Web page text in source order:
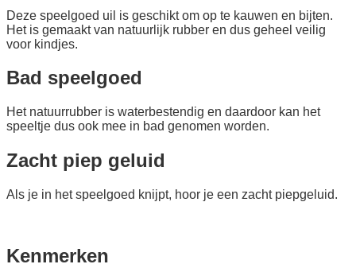
Deze speelgoed uil is geschikt om op te kauwen en bijten.
Het is gemaakt van natuurlijk rubber en dus geheel veilig
voor kindjes.
Bad speelgoed
Het natuurrubber is waterbestendig en daardoor kan het
speeltje dus ook mee in bad genomen worden.
Zacht piep geluid
Als je in het speelgoed knijpt, hoor je een zacht piepgeluid.
Kenmerken